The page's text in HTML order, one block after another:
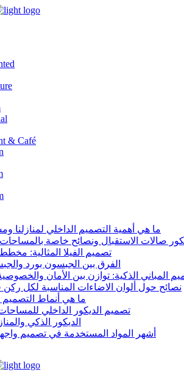
& Café
ما هي أهمية التصميم الداخلي لمنازلنا
تصميم الفيلا المثالية:
الفرق بين الجبسون بورد
المباني الذكية: توازن بين الأمان
نصائح حول ألوان الاضاءات المناسبة لكل
ما هي أنماط التصميم
تصميم الديكور الداخلي للمساحات
الديكور الذكي
أشهر المواد المستخدمة في تصميم